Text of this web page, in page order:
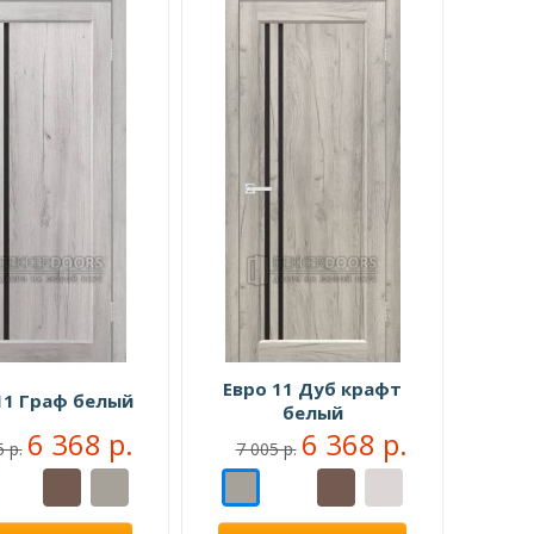
Граф белый
р. 6 368 р.
Евро 11 Дуб крафт
белый
7 005 р. 6 368 р.